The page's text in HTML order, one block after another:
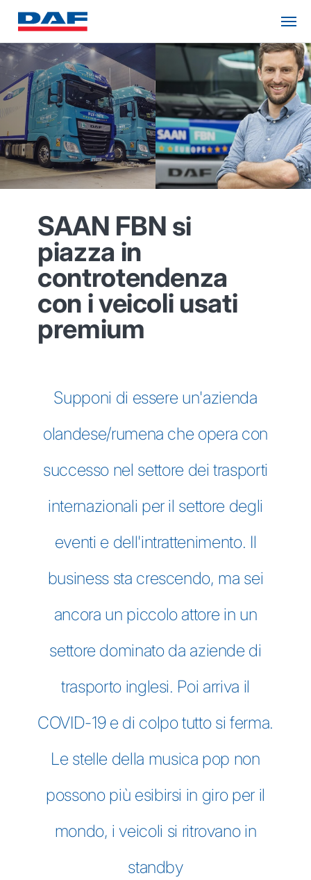
SAAN FBN si
piazza in
controtendenza
con i veicoli usati
premium
Supponi di essere un'azienda
olandese/rumena che opera con
successo nel settore dei trasporti
internazionali per il settore degli
eventi e dell'intrattenimento. Il
business sta crescendo, ma sei
ancora un piccolo attore in un
settore dominato da aziende di
trasporto inglesi. Poi arriva il
COVID-19 e di colpo tutto si ferma.
Le stelle della musica pop non
possono più esibirsi in giro per il
mondo, i veicoli si ritrovano in
standby